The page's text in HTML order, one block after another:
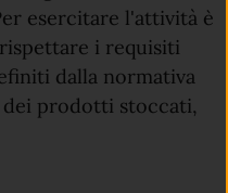
esercitare l'attività è
i requisiti
dalla normativa
prodotti stoccati,